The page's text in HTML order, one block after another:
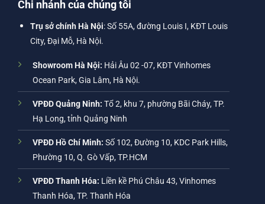
Chi nhánh của chúng tôi
Trụ sở chính Hà Nội: Số 55A, đường Louis I, KĐT Louis
City, Đại Mỗ, Hà Nội.
Showroom Hà Nội: Hải Âu 02 -07, KĐT Vinhomes
Ocean Park, Gia Lâm, Hà Nội.
VPĐD Quảng Ninh: Tổ 2, khu 7, phường Bãi Cháy, TP.
Hạ Long, tỉnh Quảng Ninh
VPĐD Hồ Chí Minh: Số 102, Đường 10, KDC Park Hills,
Phường 10, Q. Gò Vấp, TP.HCM
VPĐD Thanh Hóa: Liền kề Phú Châu 43, Vinhomes
Thanh Hóa, TP. Thanh Hóa